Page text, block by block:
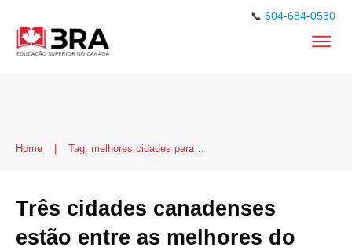
📞 604-684-0530
Home |
Três cidades canadenses
estão entre as melhores do